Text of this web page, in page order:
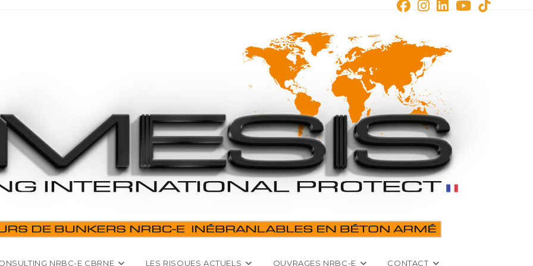
NRBC-E CBRNE LES RISQUES ACTUELS OUVRAGES NRBC-E CONTACT